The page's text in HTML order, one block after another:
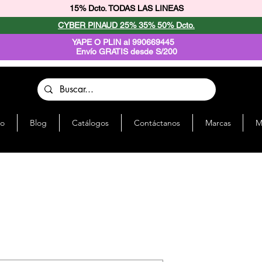
15% Dcto. TODAS LAS LINEAS
CYBER PINAUD 25% 35% 50% Dcto.
YAPE O PLIN al 990669445
Envío GRATIS desde S/200
Blog Catálogos Contáctanos Marcas